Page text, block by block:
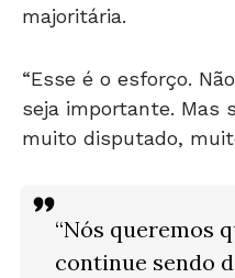
majoritária.
“Esse é o esforço.
seja importante. Mas
muito disputado,
“Nós queremos
continue sendo